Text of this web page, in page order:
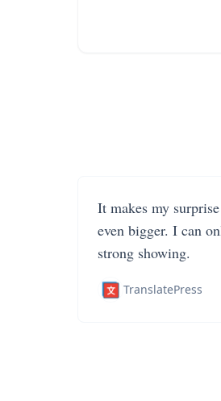
It makes my
even bigger. I can
strong showing.
TranslatePress